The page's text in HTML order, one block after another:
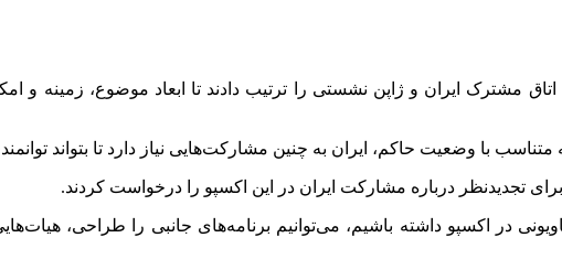
اتاق مشترک ایران و ژاپن نشستی را ترتیب دادند تا ابعاد موضوع، زمینه
با وضعیت حاکم، ایران به چنین مشارکت‌هایی نیاز دارد تا بتواند
تجدیدنظر درباره مشارکت ایران در این اکسپو را درخواست کردند.
در اکسپو داشته باشیم، می‌توانیم برنامه‌های جانبی را طراحی،